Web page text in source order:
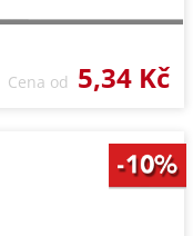
Cena od 5,34 Kč